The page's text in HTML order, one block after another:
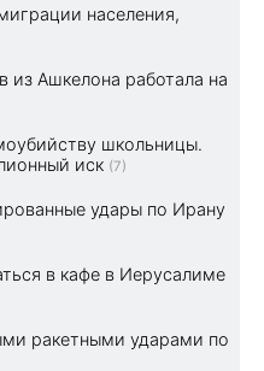
населения,
из Ашкелона работала на
школьницы.
иск (7)
удары по Ирану
в кафе в Иерусалиме
ракетными ударами по